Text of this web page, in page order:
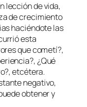
lección de vida,
de crecimiento
haciéndote las
esta
que cometí?,
¿Qué
etcétera.
negativo,
obtener y